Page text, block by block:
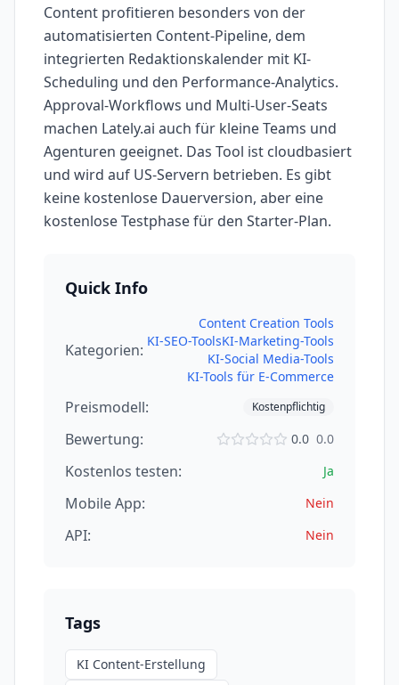
Content profitieren besonders von der
automatisierten Content-Pipeline, dem
integrierten Redaktionskalender mit KI-
Scheduling und den Performance-Analytics.
Approval-Workflows und Multi-User-Seats
machen Lately.ai auch für kleine Teams und
Agenturen geeignet. Das Tool ist cloudbasiert
und wird auf US-Servern betrieben. Es gibt
keine kostenlose Dauerversion, aber eine
kostenlose Testphase für den Starter-Plan.
Quick Info
Kategorien:
Content Creation Tools
KI-SEO-ToolsKI-Marketing-Tools
KI-Social Media-Tools
KI-Tools für E-Commerce
Preismodell: Kostenpflichtig
Bewertung: 0.0 0.0
Kostenlos testen: Ja
Mobile App: Nein
API: Nein
Tags
KI Content-Erstellung